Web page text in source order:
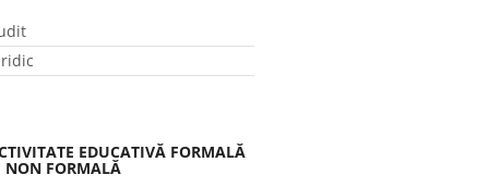
EDUCATIVĂ FORMALĂ
NON FORMALĂ